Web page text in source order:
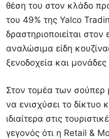
θέση του στον κλάδο
του 49% της Yalco
δραστηριοποιείται στον
αναλώσιμα είδη
ξενοδοχεία και μονάδες
Στον τομέα των σούπερ
να ενισχύσει το δίκτυο
ιδιαίτερα στις
γεγονός ότι η Retail &